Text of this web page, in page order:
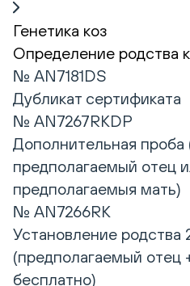
Генетика коз
Определение родства
№ AN7181DS
Дубликат сертификата
№ AN7267RKDP
Дополнительная проба
предполагаемый отец
предполагаемыя мать)
№ AN7266RK
Установление родства
(предполагаемый отец
бесплатно)